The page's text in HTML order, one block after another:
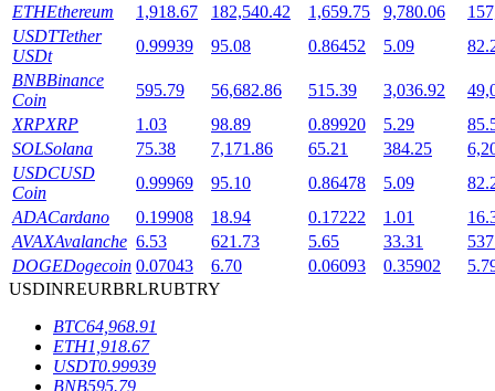
鎖倉BTR
輕鬆獲得多重福利
ETHEthereum 1,918.67 182,540.42 1,659.75 9,780.06
USDTTether
USDt
0.99939 95.08 0.86452 5.09
BNBBinance
Coin
595.79 56,682.86 515.39 3,036.92
XRPXRP 1.03 98.89 0.89920 5.29
SOLSolana 75.38 7,171.86 65.21 384.25
USDCUSD
Coin
0.99969 95.10 0.86478 5.09
ADACardano 0.19908 18.94 0.17222 1.01
AVAXAvalanche 6.53 621.73 5.65 33.31
DOGEDogecoin 0.07043 6.70 0.06093 0.35902
USDINREURBRLRUBTRY
BTC64,968.91
ETH1,918.67
USDT0.99939
BNB595.79